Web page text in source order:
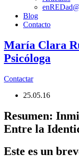
Blog
Contacto
María Clara
Psicóloga
Contactar
25.05.16
Resumen:
Entre la
Este es un